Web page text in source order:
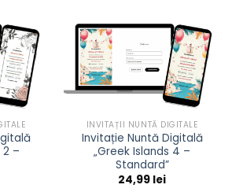
2 –
INVITAȚII NUNTĂ DIGITALE
Invitație Nuntă Digitală
„Greek Islands 4 –
Standard”
24,99 lei